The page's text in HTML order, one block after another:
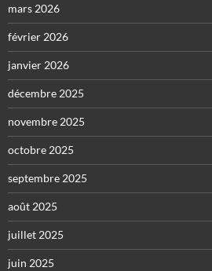
mars 2026
février 2026
janvier 2026
décembre 2025
novembre 2025
octobre 2025
septembre 2025
août 2025
juillet 2025
juin 2025